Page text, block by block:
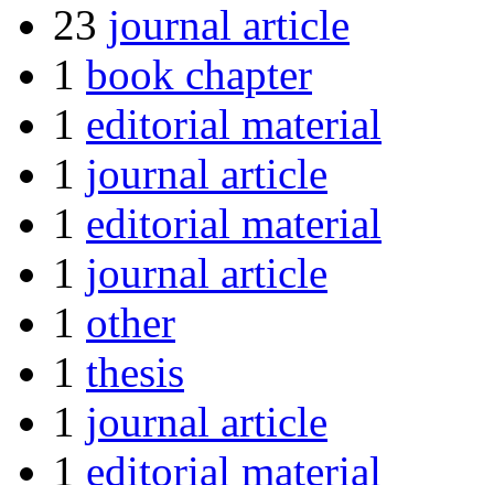
23 journal article
1 book chapter
1 editorial material
1 journal article
1 editorial material
1 journal article
1 other
1 thesis
1 journal article
1 editorial material